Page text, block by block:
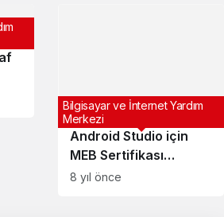
Android Studio için
MEB Sertifikası
Yükleme
Bilgisayar ve İnternet Yardım
Merkezi
8 yıl önce